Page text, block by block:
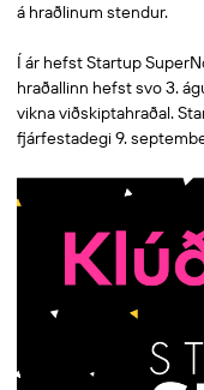
á hraðlinum stendur.
Í ár hefst Startup
hraðallinn hefst svo 3.
vikna viðskiptahraðal.
fjárfestadegi 9.